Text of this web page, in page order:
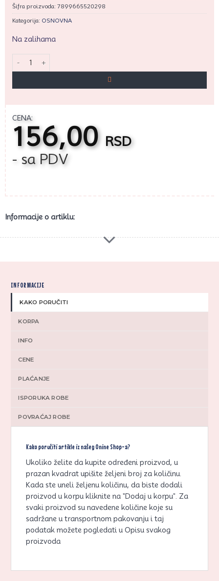
Šifra proizvoda: 7899665520298
Kategorija: OSNOVNA
Na zalihama
CENA:
156,00 RSD
- sa PDV
Informacije o artiklu:
INFORMACIJE
KAKO PORUČITI
KORPA
INFO
CENE
PLAĆANJE
ISPORUKA ROBE
POVRAĆAJ ROBE
Kako poručiti artikle iz našeg Onine Shop-a?
Ukoliko želite da kupite određeni proizvod, u
prazan kvadrat upišite željeni broj za količinu.
Kada ste uneli željenu količinu, da biste dodali
proizvod u korpu kliknite na "Dodaj u korpu". Za
svaki proizvod su navedene količine koje su
sadržane u transportnom pakovanju i taj
podatak možete pogledati u Opisu svakog
proizvoda